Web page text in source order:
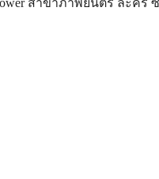
สาขาภาพยนตร์ ละคร